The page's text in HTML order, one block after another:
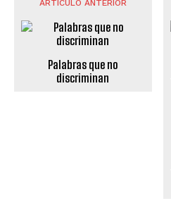
ARTÍCULO ANTERIOR
Palabras que no
discriminan